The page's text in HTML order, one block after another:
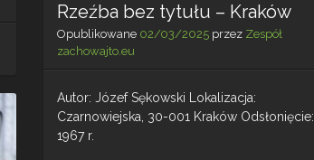
Rzeźba bez tytułu – Kraków
Opublikowane 02/03/2025przez Zespół
zachowajto.eu
Autor: Józef Sękowski Lokalizacja:
Czarnowiejska, 30-001 Kraków Odsłonięcie:
1967 r.
Częstochowa